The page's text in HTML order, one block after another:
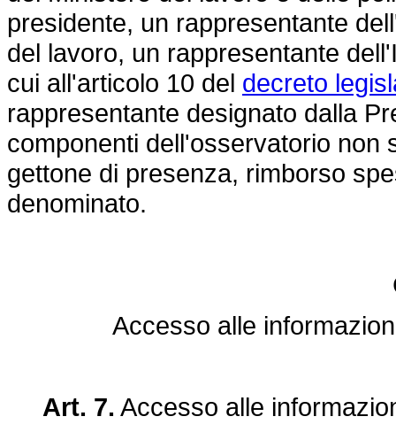
presidente, un rappresentante
del lavoro, un rappresentante
cui all'articolo 10 del decreto
rappresentante designato dalla
componenti dell'osservatorio non
gettone di presenza, rimborso
denominato.
Accesso alle
Art. 7. Accesso alle